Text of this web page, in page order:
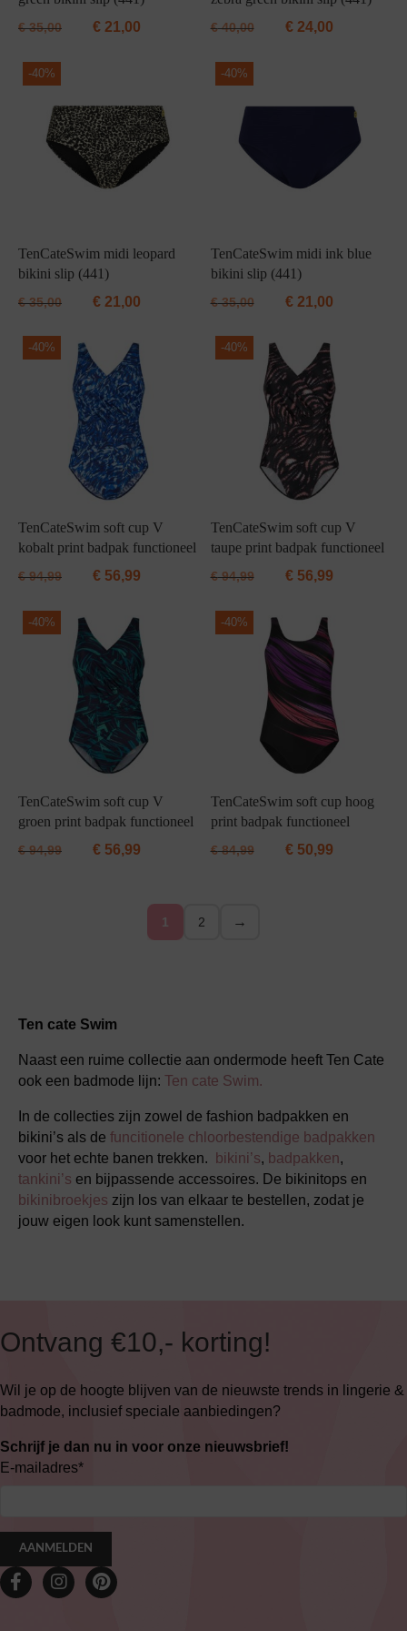
€35,00 € 21,00 €40,00 €24,00
-40%
TenCateSwim midi leopard
bikini slip (441)
€35,00 € 21,00
-40%
TenCateSwim midi ink blue
bikini slip (441)
€35,00 €21,00
-40%
TenCateSwim soft cup V
kobalt print badpak functioneel
€94,99 € 56,99
-40%
TenCateSwim soft cup V
taupe print badpak functioneel
€94,99 €56,99
-40%
TenCateSwim soft cup V
groen print badpak functioneel
€94,99 € 56,99
-40%
TenCateSwim soft cup hoog
print badpak functioneel
€84,99 €50,99
1 2 →
Ten cate Swim
Naast een ruime collectie aan ondermode heeft Ten Cate
ook een badmode lijn: Ten cate Swim.
In de collecties zijn zowel de fashion badpakken en
bikini’s als de funcitionele chloorbestendige badpakken
voor het echte banen trekken.
bikini’s, badpakken,
tankini’s en bijpassende accessoires. De bikinitops en
bikinibroekjes zijn los van elkaar te bestellen, zodat je
jouw eigen look kunt samenstellen.
Ontvang €10,- korting!
Wil je op de hoogte blijven van de nieuwste trends in lingerie &
badmode, inclusief speciale aanbiedingen?
Schrijf je dan nu in voor onze nieuwsbrief!
E-mailadres*
AANMELDEN